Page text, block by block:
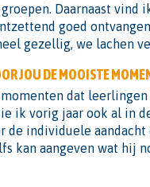
Daarnaast vind
goed
gezellig, we lachen
JOU DE MOOISTE
dat
ik vorig jaar ook al in
de individuele
kan aangeven wat hij